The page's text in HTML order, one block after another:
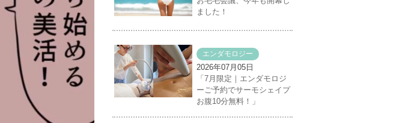
ました！
エンダモロジー
2026年07月05日
「7月限定｜エンダモロジ
ーご予約でサーモシェイプ
お腹10分無料！」